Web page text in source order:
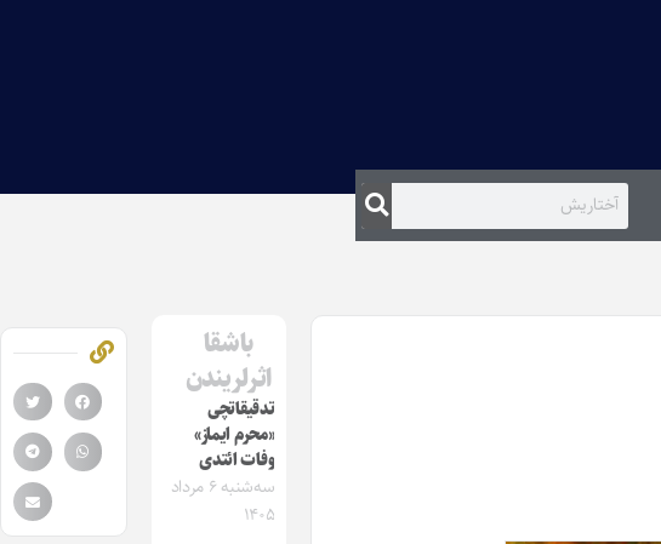
باشقا
اثرلریندن
تدقیقاتچی
«محرم ایماز»
وفات ائتدی
سه‌شنبه ۶ مرداد
۱۴۰۵